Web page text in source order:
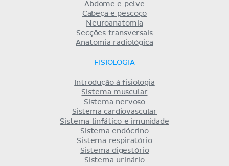
Abdome e pelve
Cabeça e pescoço
Neuroanatomia
Secções transversais
Anatomia radiológica
FISIOLOGIA
Introdução à fisiologia
Sistema muscular
Sistema nervoso
Sistema cardiovascular
Sistema linfático e imunidade
Sistema endócrino
Sistema respiratório
Sistema digestório
Sistema urinário